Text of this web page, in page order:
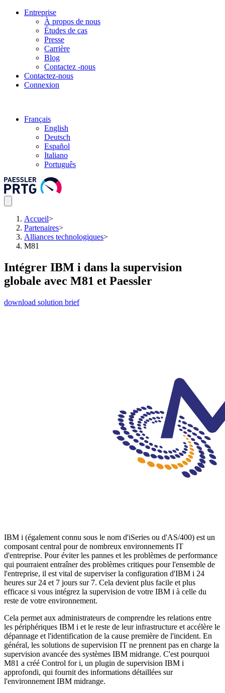
Entreprise
À propos de nous
Études de cas
Presse
Carrière
Blog
Contactez -nous
Contactez-nous
Connexion
Français
English
Deutsch
Español
Italiano
Português
Accueil>
Partenaires>
Alliances technologiques>
M81
Intégrer IBM i dans la supervision
globale avec M81 et Paessler
download solution brief
IBM i (également connu sous le nom d'iSeries ou d'AS/400) est un
composant central pour de nombreux environnements IT
d'entreprise. Pour éviter les pannes et les problèmes de performance
qui pourraient entraîner des problèmes critiques pour l'ensemble de
l'entreprise, il est vital de superviser la configuration d'IBM i 24
heures sur 24 et 7 jours sur 7. Cela devient plus facile et plus
efficace si vous intégrez la supervision de votre IBM i à celle du
reste de votre environnement.
Cela permet aux administrateurs de comprendre les relations entre
les périphériques IBM i et le reste de leur infrastructure et accélère le
dépannage et l'identification de la cause première de l'incident. En
général, les solutions de supervision IT ne prennent pas en charge la
supervision avancée des systèmes IBM midrange. C'est pourquoi
M81 a créé Control for i, un plugin de supervision IBM i
approfondi, qui fournit des informations détaillées sur
l'environnement IBM midrange.